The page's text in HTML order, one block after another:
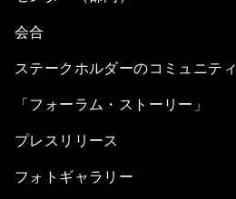
会合
ステークホルダーのコミュニティ
「フォーラム・ストーリー」
プレスリリース
フォトギャラリー